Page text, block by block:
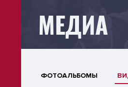
МЕДИА
ФОТОАЛЬБОМЫ